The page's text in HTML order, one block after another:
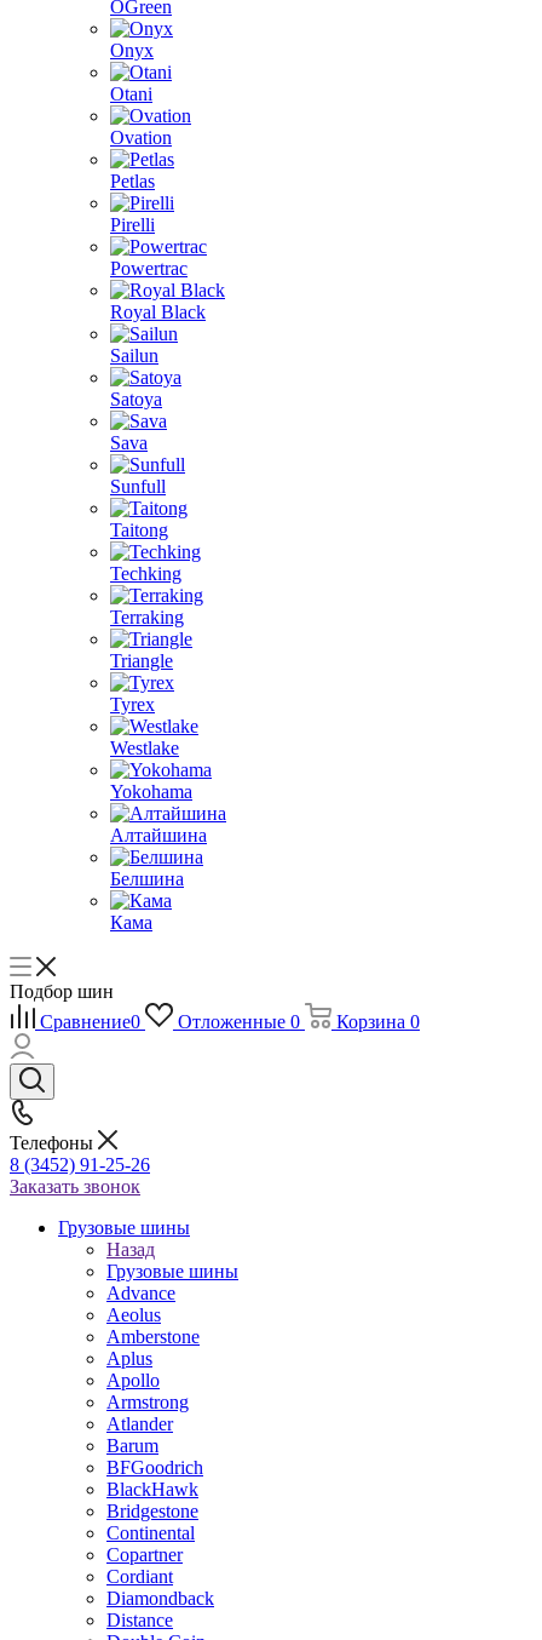
OGreen
Onyx
Otani
Ovation
Petlas
Pirelli
Powertrac
Royal Black
Sailun
Satoya
Sava
Sunfull
Taitong
Techking
Terraking
Triangle
Tyrex
Westlake
Yokohama
Алтайшина
Белшина
Кама
Подбор шин
Сравнение0 Отложенные 0 Корзина 0
Телефоны
8 (3452) 91-25-26
Заказать звонок
Грузовые шины
Назад
Грузовые шины
Advance
Aeolus
Amberstone
Aplus
Apollo
Armstrong
Atlander
Barum
BFGoodrich
BlackHawk
Bridgestone
Continental
Copartner
Cordiant
Diamondback
Distance